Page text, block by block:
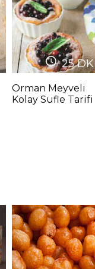
25DK
Orman Meyveli
Kolay Sufle Tarifi